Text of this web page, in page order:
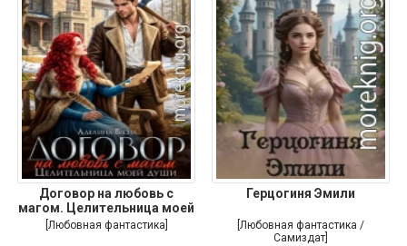
Договор на любовь с
магом. Целительница моей
души
[Любовная фантастика]
Герцогиня Эмили
[Любовная фантастика /
Самиздат]